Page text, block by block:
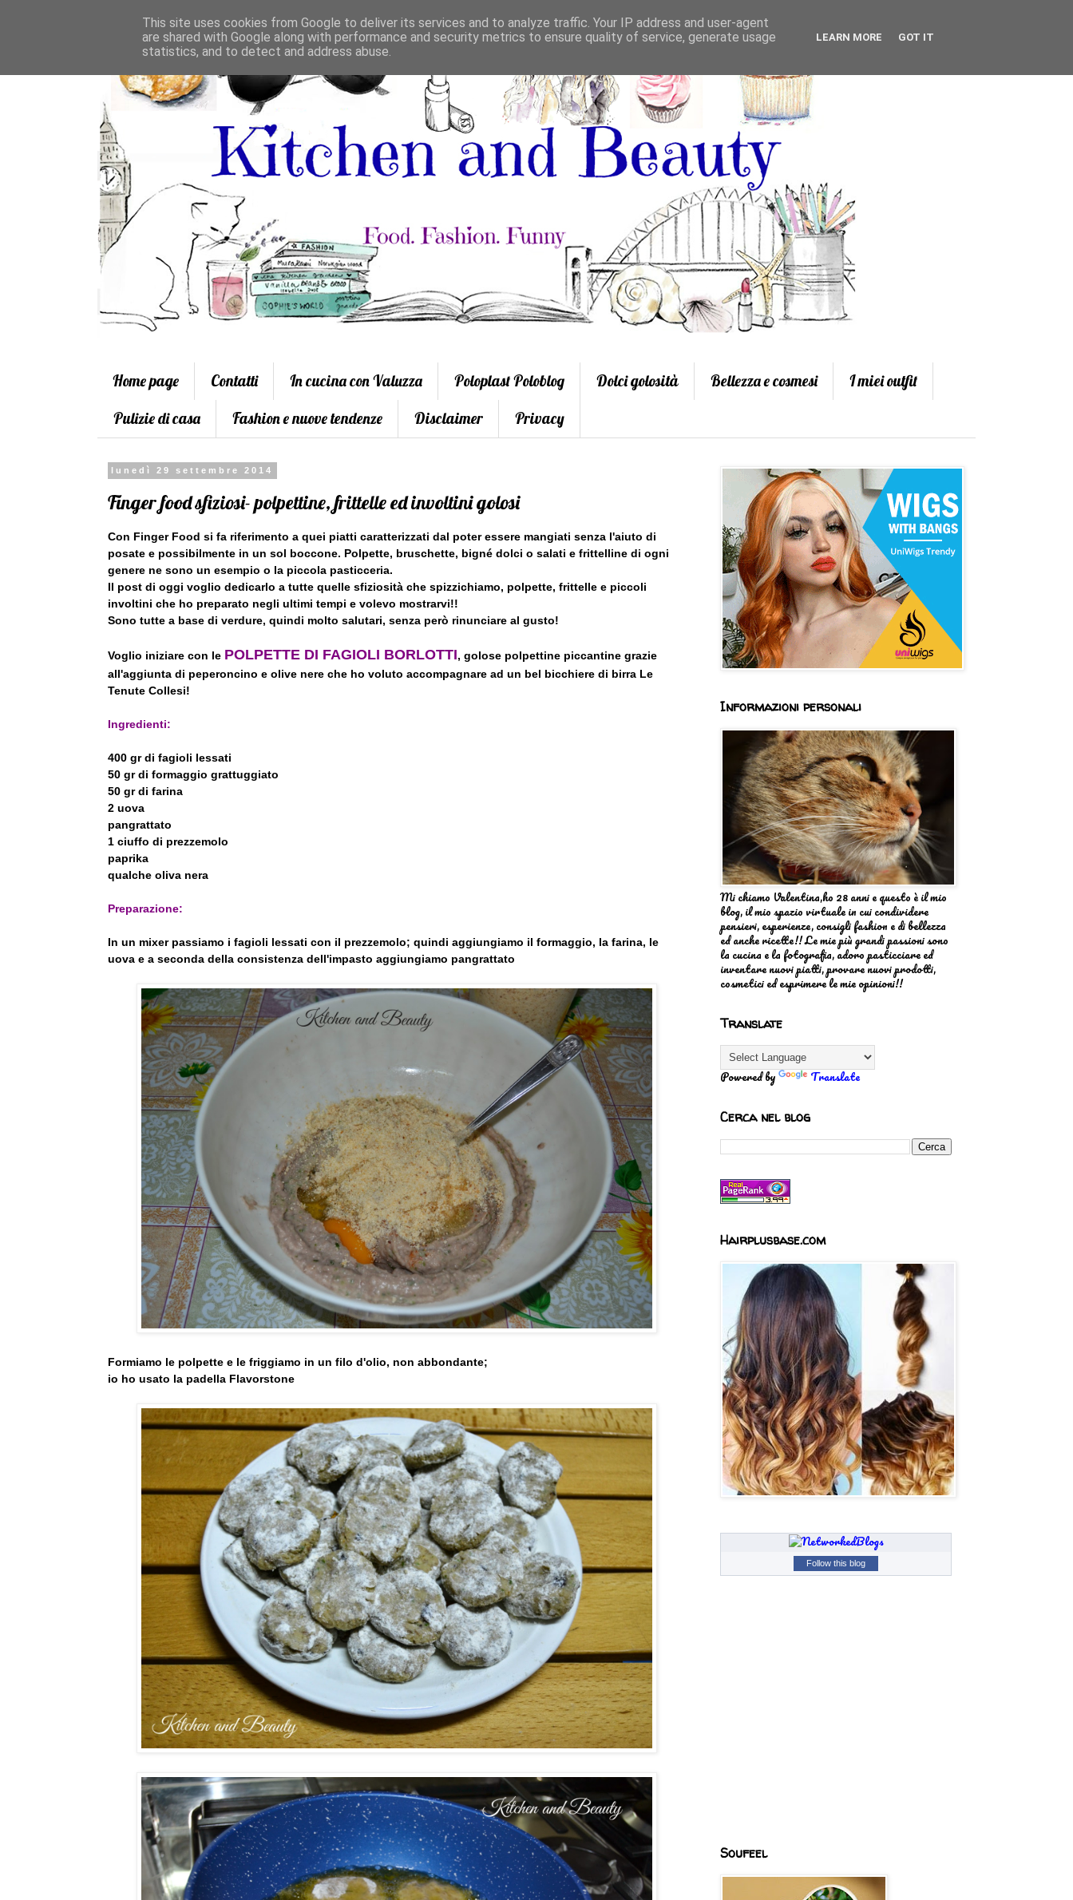
Home page Contatti In cucina con Valuzza Poloplast Poloblog Dolci golosità Bellezza e cosmesi
I miei outfit
Pulizie di casa
Fashion e nuove tendenze Disclaimer Privacy
lunedì 29 settembre 2014
Finger food sfiziosi- polpettine, frittelle ed involtini golosi
Con Finger Food si fa riferimento a quei piatti caratterizzati dal poter essere mangiati senza l'aiuto di
posate e possibilmente in un sol boccone. Polpette, bruschette, bigné dolci o salati e frittelline di ogni
genere ne sono un esempio o la piccola pasticceria.
Il post di oggi voglio dedicarlo a tutte quelle sfiziosità che spizzichiamo, polpette, frittelle e piccoli
involtini che ho preparato negli ultimi tempi e volevo mostrarvi!!
Sono tutte a base di verdure, quindi molto salutari, senza però rinunciare al gusto!
Voglio iniziare con le POLPETTE DI FAGIOLI BORLOTTI, golose polpettine piccantine grazie
all'aggiunta di peperoncino e olive nere che ho voluto accompagnare ad un bel bicchiere di birra Le
Tenute Collesi!
Ingredienti:
400 gr di fagioli lessati
50 gr di formaggio grattuggiato
50 gr di farina
2 uova
pangrattato
1 ciuffo di prezzemolo
paprika
qualche oliva nera
Preparazione:
In un mixer passiamo i fagioli lessati con il prezzemolo; quindi aggiungiamo il formaggio, la farina, le
uova e a seconda della consistenza dell'impasto aggiungiamo pangrattato
Formiamo le polpette e le friggiamo in un filo d'olio, non abbondante;
io ho usato la padella Flavorstone
Informazioni personali
Mi chiamo Valentina,ho 28 anni e questo è il mio
blog, il mio spazio virtuale in cui condividere
pensieri, esperienze, consigli fashion e di bellezza
ed anche ricette!! Le mie più grandi passioni sono
la cucina e la fotografia, adoro pasticciare ed
inventare nuovi piatti, provare nuovi prodotti,
cosmetici ed esprimere le mie opinioni!!
Translate
Powered by Translate
Cerca nel blog
Hairplusbase.com
Follow this blog
Soufeel
This site uses cookies from Google to deliver its services and to analyze traffic. Your IP address and user-agent
are shared with Google along with performance and security metrics to ensure quality of service, generate usage
statistics, and to detect and address abuse.
LEARN MORE GOT IT